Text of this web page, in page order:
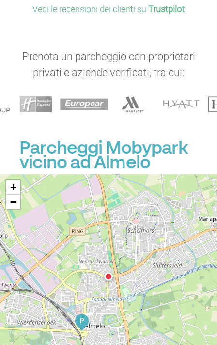
Vedi le recensioni dei clienti su Trustpilot
Prenota un parcheggio con proprietari
privati e aziende verificati, tra cui:
Parcheggi Mobypark
vicino ad Almelo
P
+
−